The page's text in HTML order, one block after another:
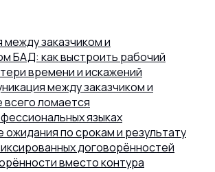
302-77-51
заказчиком и
БАД: как выстроить рабочий
времени и искажений
между заказчиком и
ломается
языках
ожидания по срокам и результату
договорённостей
вместо контура